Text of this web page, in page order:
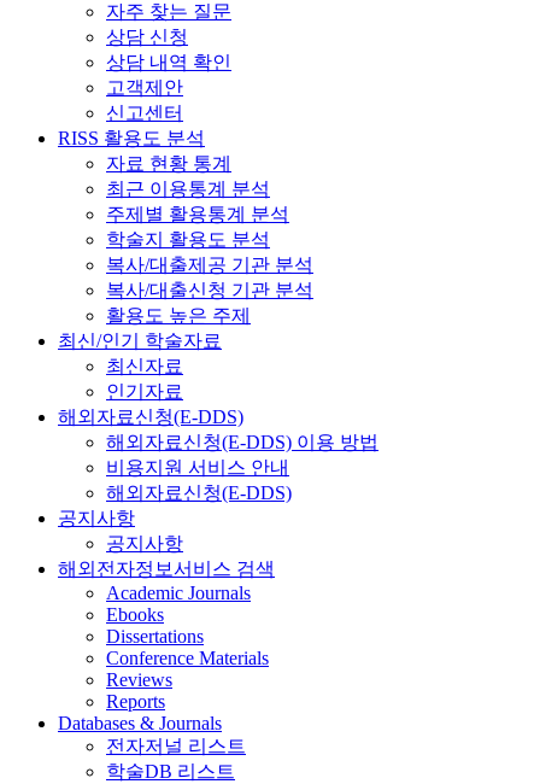
자주 찾는 질문
상담 신청
상담 내역 확인
고객제안
신고센터
RISS 활용도 분석
자료 현황 통계
최근 이용통계 분석
주제별 활용통계 분석
학술지 활용도 분석
복사/대출제공 기관 분석
복사/대출신청 기관 분석
활용도 높은 주제
최신/인기 학술자료
최신자료
인기자료
해외자료신청(E-DDS)
해외자료신청(E-DDS) 이용 방법
비용지원 서비스 안내
해외자료신청(E-DDS)
공지사항
공지사항
해외전자정보서비스 검색
Academic Journals
Ebooks
Dissertations
Conference Materials
Reviews
Reports
Databases & Journals
전자저널 리스트
학술DB 리스트